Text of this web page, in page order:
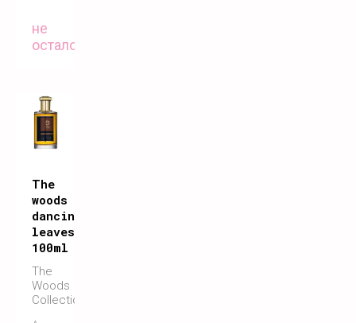
не
осталось
The
woods
dancing
leaves
100ml
The
Woods
Collection